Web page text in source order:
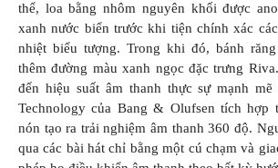
thể, loa bằng nhôm nguyên khối được
xanh nước biển trước khi tiện chính xác
nhiệt biểu tượng. Trong khi đó, bánh
thêm đường màu xanh ngọc đặc trưng
đến hiệu suất âm thanh thực sự mạnh
Technology của Bang & Olufsen tích hợp
nón tạo ra trải nghiệm âm thanh 360 độ.
qua các bài hát chỉ bằng một cú chạm và